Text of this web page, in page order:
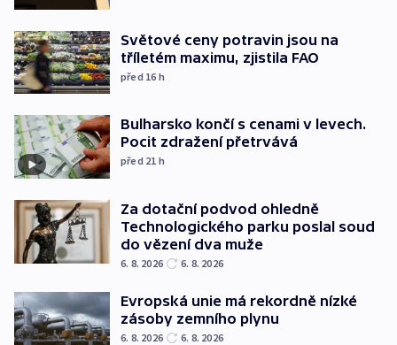
Světové ceny potravin jsou na
tříletém maximu, zjistila FAO
před 16 h
Bulharsko končí s cenami v levech.
Pocit zdražení přetrvává
před 21 h
Za dotační podvod ohledně
Technologického parku poslal soud
do vězení dva muže
6. 8. 2026 6. 8. 2026
Evropská unie má rekordně nízké
zásoby zemního plynu
6. 8. 2026 6. 8. 2026